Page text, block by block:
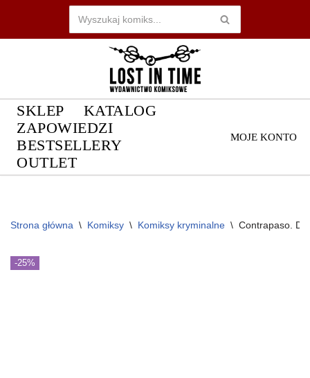
Przejdź
SKLEP
KATALOG
ZAPOWIEDZI
BESTSELLERY
OUTLET
MOJE KONTO
Strona główna \ Komiksy \ Komiksy kryminalne \ Contrapaso.
-25%